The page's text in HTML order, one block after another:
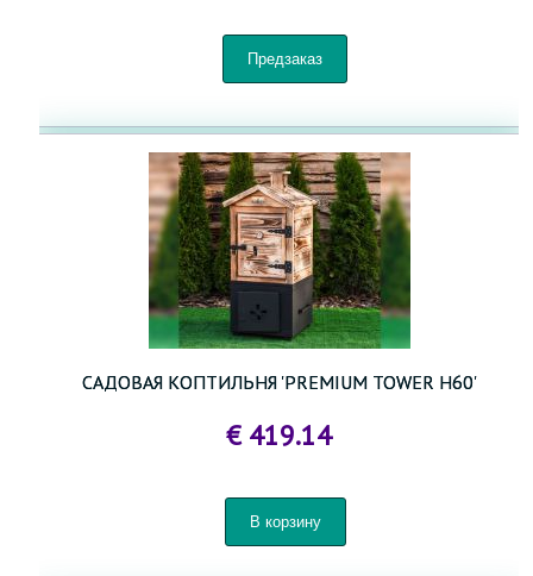
САДОВАЯ КОПТИЛЬНЯ 'PREMIUM TOWER H60'
€ 419.14